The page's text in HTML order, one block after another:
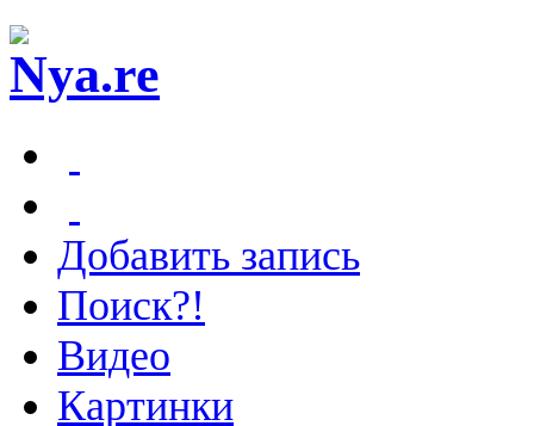
Добавить запись
Поиск?!
Видео
Картинки